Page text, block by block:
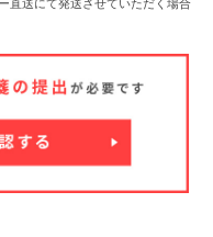
直送にて発送させていただく場合